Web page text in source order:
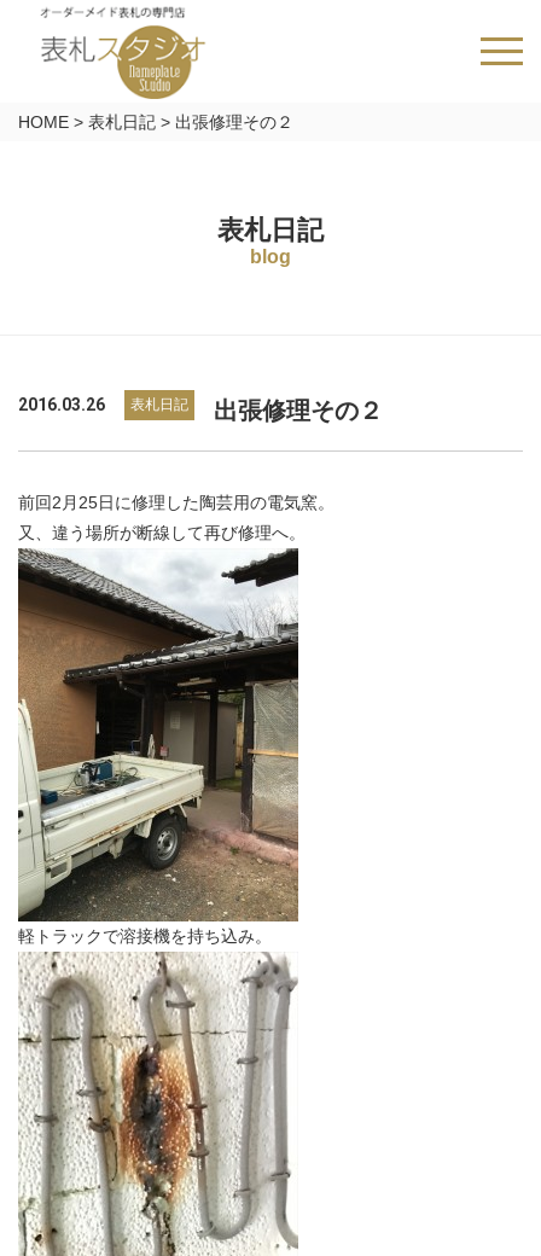
HOME > 表札日記 > 出張修理その２
表札日記
blog
2016.03.26 表札日記 出張修理その２
前回2月25日に修理した陶芸用の電気窯。
又、違う場所が断線して再び修理へ。
軽トラックで溶接機を持ち込み。